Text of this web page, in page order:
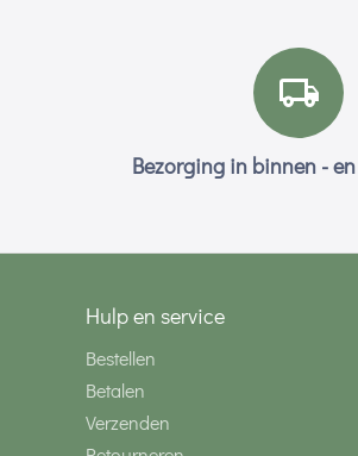
Bezorging in binnen -
Hulp en service
Bestellen
Betalen
Verzenden